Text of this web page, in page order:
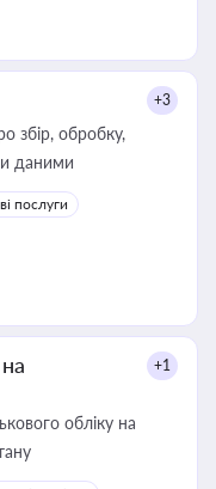
+3
збір, обробку,
даними
послуги
+1
обліку на